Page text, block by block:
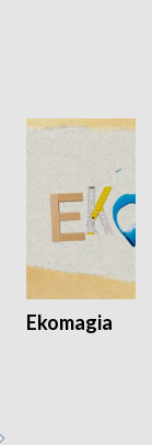
Ekomagia